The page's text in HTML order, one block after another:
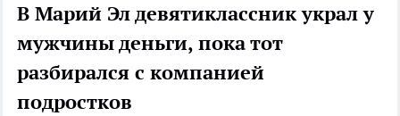
В Марий Эл девятиклассник украл у
мужчины деньги, пока тот
разбирался с компанией
подростков